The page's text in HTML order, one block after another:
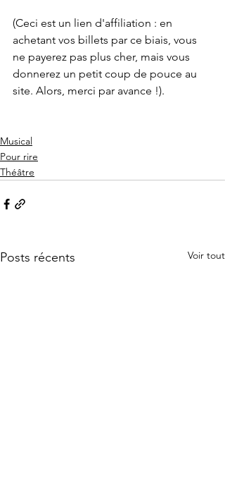
(Ceci est un lien d'affiliation : en
achetant vos billets par ce biais, vous
ne payerez pas plus cher, mais vous
donnerez un petit coup de pouce au
site. Alors, merci par avance !).
Musical
Pour rire
Théâtre
Posts récents Voir tout